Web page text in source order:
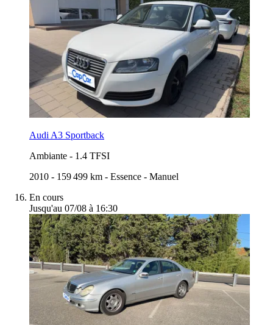
Audi A3 Sportback
Ambiante - 1.4 TFSI
2010 - 159 499 km - Essence - Manuel
En cours
Jusqu'au 07/08 à 16:30